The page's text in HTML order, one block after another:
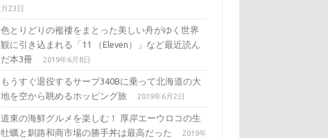
m
月23日
色とりどりの襤褸をまとった美しい舟がゆく世界
観に引き込まれる「11 （Eleven）」など最近読ん
だ本3冊
2019年6月8日
もうすぐ退役するサーブ340Bに乗って北海道の大
地を空から眺めるホッピング旅
2019年6月2日
道東の海鮮グルメを楽しむ！ 厚岸エーウロコの生
牡蠣と釧路和商市場の勝手丼は最高だった
2019年